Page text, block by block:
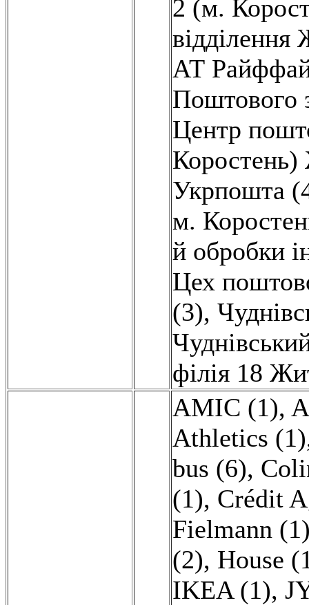
2 (м.
відділення
АТ
Поштового
Центр
Укрпошта
м.
й обробки
Цех
(3),
філія 18
AMIC (1),
Athletics (1)
bus (6),
(1), Crédit
Fielmann
(2), House
IKEA (1),